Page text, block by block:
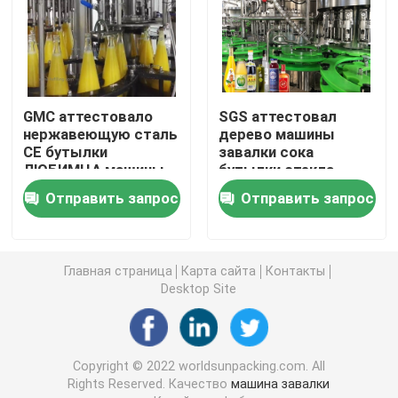
Машина завалки алкоголя
Автоматическая покрывая машина
Машина завалки напитка
Машина завалки бутылки
Машина завалки варенья
Машина завалки заправки для салата
Машина завалки майонеза
GMC аттестовало
нержавеющую сталь
CE бутылки
ЛЮБИМЦА машины
завалки
производственной
линии напитка
Отправить запрос
SGS аттестовал
дерево машины
завалки сока
бутылки стекла
10000BPH
автоматическое в
одной машине capper
Отправить запрос
Главная страница Карта сайта
Контакты
Desktop Site
Copyright © 2022 worldsunpacking.com. All
Rights Reserved. Качествомашина завалки